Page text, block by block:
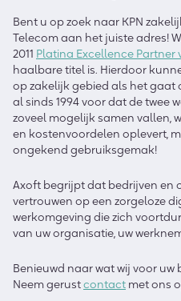
Bent u op zoek naar KPN
Telecom aan het juiste adres!
2011 Platina Excellence Partner
haalbare titel is. Hierdoor
op zakelijk gebied als het gaat
al sinds 1994 voor dat de twee
zoveel mogelijk samen vallen,
en kostenvoordelen oplevert,
ongekend gebruiksgemak!
Axoft begrijpt dat bedrijven en
vertrouwen op een zorgeloze
werkomgeving die zich
van uw organisatie, uw
Benieuwd naar wat wij voor
Neem gerustcontact met ons